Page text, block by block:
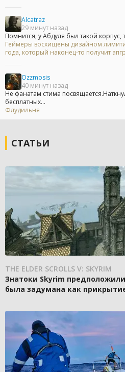
Alcatraz
29 минут назад
Помнится, у Абдуля был такой корпус,
Геймеры восхищены дизайном
года, который наконец-то получит
Ozzmosis
40 минут назад
Не фанатам стима
бесплатных...
Флудильня
СТАТЬИ
THE ELDER SCROLLS V: SKYRIM
Знатоки Skyrim
была задумана как